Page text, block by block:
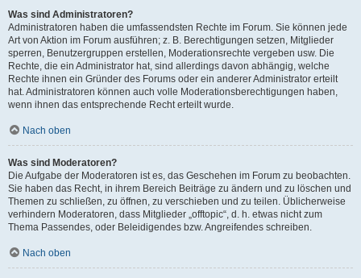
Was sind Administratoren?
Administratoren haben die umfassendsten Rechte im Forum. Sie können jede
Art von Aktion im Forum ausführen; z. B. Berechtigungen setzen, Mitglieder
sperren, Benutzergruppen erstellen, Moderationsrechte vergeben usw. Die
Rechte, die ein Administrator hat, sind allerdings davon abhängig, welche
Rechte ihnen ein Gründer des Forums oder ein anderer Administrator erteilt
hat. Administratoren können auch volle Moderationsberechtigungen haben,
wenn ihnen das entsprechende Recht erteilt wurde.
Nach oben
Was sind Moderatoren?
Die Aufgabe der Moderatoren ist es, das Geschehen im Forum zu beobachten.
Sie haben das Recht, in ihrem Bereich Beiträge zu ändern und zu löschen und
Themen zu schließen, zu öffnen, zu verschieben und zu teilen. Üblicherweise
verhindern Moderatoren, dass Mitglieder „offtopic“, d. h. etwas nicht zum
Thema Passendes, oder Beleidigendes bzw. Angreifendes schreiben.
Nach oben